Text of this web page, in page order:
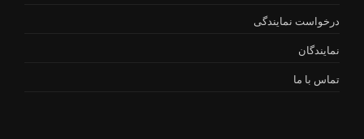
درخواست نمایندگی
نمایندگان
تماس با ما